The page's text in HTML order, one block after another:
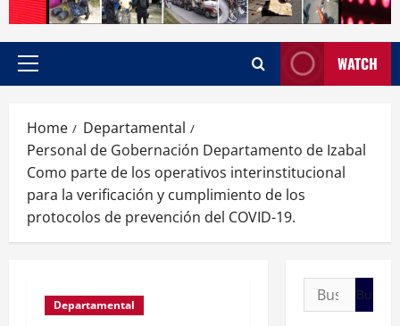
Primary
WATCH
Home
Departamental
Personal de Gobernación Departamento de Izabal
Como parte de los operativos interinstitucional
para la verificación y cumplimiento de los
protocolos de prevención del COVID-19.
Departamental
Buscar: